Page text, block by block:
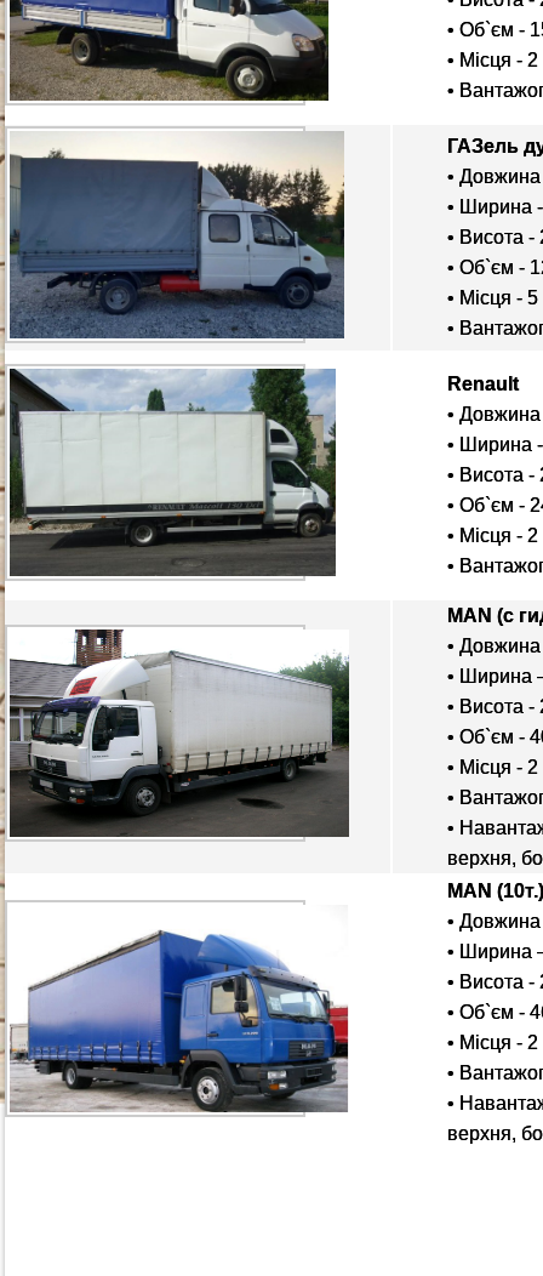
• Об`єм -
• Місця - 2
•
ГАЗель
•
• Ширина
• Висота -
• Об`єм -
• Місця - 5
•
Renault
•
• Ширина
• Висота -
• Об`єм -
• Місця - 2
•
MAN (с
•
• Ширина
• Висота -
• Об`єм -
• Місця - 2
•
•
верхня,
MAN (10т.)
•
• Ширина
• Висота -
• Об`єм -
• Місця - 2
•
•
верхня,